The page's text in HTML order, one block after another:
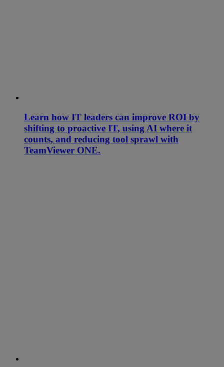
Learn how IT leaders can improve ROI by
shifting to proactive IT, using AI where it
counts, and reducing tool sprawl with
TeamViewer ONE.